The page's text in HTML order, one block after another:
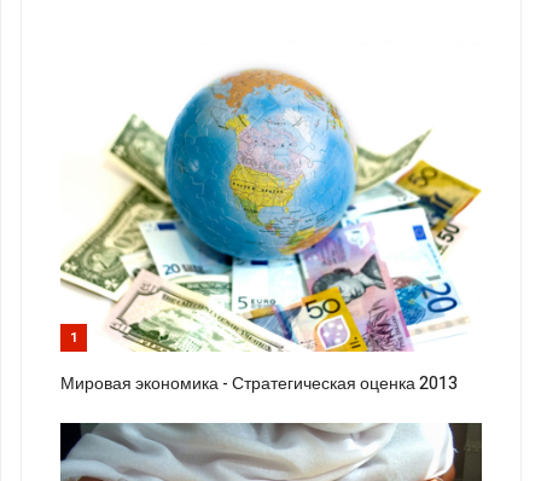
1
Мировая экономика - Стратегическая оценка 2013